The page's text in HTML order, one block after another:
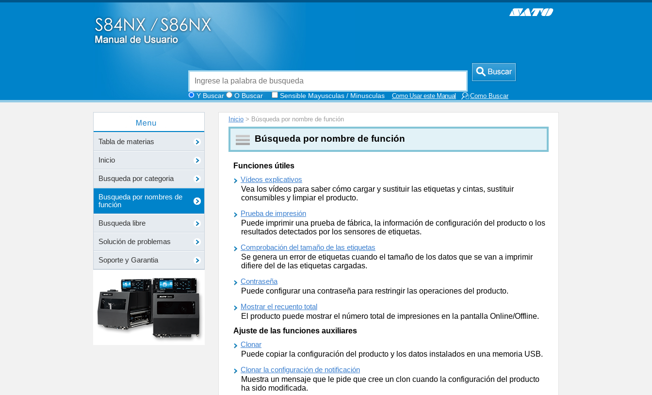
Y Buscar O Buscar Sensible Mayusculas / Minusculas Como Buscar
Como Usar este Manual
Tabla de materias
Inicio
Busqueda por categoria
Busqueda por nombres de
función
Busqueda libre
Solución de problemas
Soporte y Garantia
Inicio > Búsqueda por nombre de función
Búsqueda por nombre de función
Funciones útiles
Vídeos explicativos
Vea los vídeos para saber cómo cargar y sustituir las etiquetas y cintas, sustituir
consumibles y limpiar el producto.
Prueba de impresión
Puede imprimir una prueba de fábrica, la información de configuración del producto o los
resultados detectados por los sensores de etiquetas.
Comprobación del tamaño de las etiquetas
Se genera un error de etiquetas cuando el tamaño de los datos que se van a imprimir
difiere del de las etiquetas cargadas.
Contraseña
Puede configurar una contraseña para restringir las operaciones del producto.
Mostrar el recuento total
El producto puede mostrar el número total de impresiones en la pantalla Online/Offline.
Ajuste de las funciones auxiliares
Clonar
Puede copiar la configuración del producto y los datos instalados en una memoria USB.
Clonar la configuración de notificación
Muestra un mensaje que le pide que cree un clon cuando la configuración del producto
ha sido modificada.